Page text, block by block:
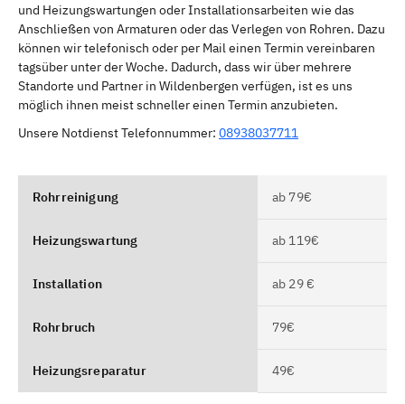
und Heizungswartungen oder Installationsarbeiten wie das
Anschließen von Armaturen oder das Verlegen von Rohren. Dazu
können wir telefonisch oder per Mail einen Termin vereinbaren
tagsüber unter der Woche. Dadurch, dass wir über mehrere
Standorte und Partner in Wildenbergen verfügen, ist es uns
möglich ihnen meist schneller einen Termin anzubieten.
Unsere Notdienst Telefonnummer: 08938037711
Rohrreinigung ab 79€
Heizungswartung ab 119€
Installation ab 29 €
Rohrbruch 79€
Heizungsreparatur 49€